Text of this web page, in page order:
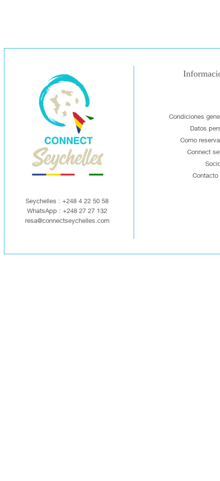
Seychelles : +248 4 22 50 58
WhatsApp : +248 27 27 132
resa@connectseychelles.com
Condiciones
Datos
Como
Connect
Contacto